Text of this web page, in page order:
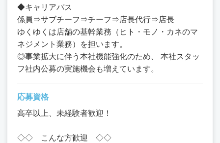
◆キャリアパス
係員⇒サブチーフ⇒チーフ⇒店長代行⇒店長
ゆくゆくは店舗の基幹業務（ヒト・モノ・カネのマ
ネジメント業務）を担います。
◎事業拡大に伴う本社機能強化のため、 本社スタッ
フ社内公募の実施機会も増えています。
応募資格
高卒以上、未経験者歓迎！
◇◇ こんな方歓迎 ◇◇